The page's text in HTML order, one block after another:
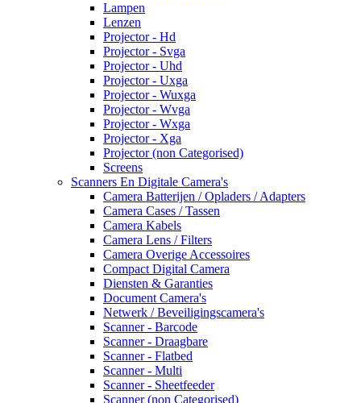
Lampen
Lenzen
Projector - Hd
Projector - Svga
Projector - Uhd
Projector - Uxga
Projector - Wuxga
Projector - Wvga
Projector - Wxga
Projector - Xga
Projector (non Categorised)
Screens
Scanners En Digitale Camera's
Camera Batterijen / Opladers / Adapters
Camera Cases / Tassen
Camera Kabels
Camera Lens / Filters
Camera Overige Accessoires
Compact Digital Camera
Diensten & Garanties
Document Camera's
Netwerk / Beveiligingscamera's
Scanner - Barcode
Scanner - Draagbare
Scanner - Flatbed
Scanner - Multi
Scanner - Sheetfeeder
Scanner (non Categorised)